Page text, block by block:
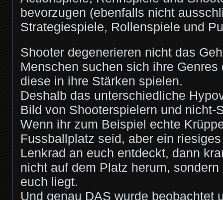
bevorzugen (ebenfalls nicht
Strategiespiele, Rollenspiele und
Shooter degenerieren nicht das
Menschen suchen sich ihre Genres
diese in ihre Stärken spielen.
Deshalb das unterschiedliche
Bild von Shooterspielern und nicht-
Wenn ihr zum Beispiel echte
Fussballplatz seid, aber ein
Lenkrad an euch entdeckt, dann
nicht auf dem Platz herum,
euch liegt.
Und genau DAS wurde beobachtet